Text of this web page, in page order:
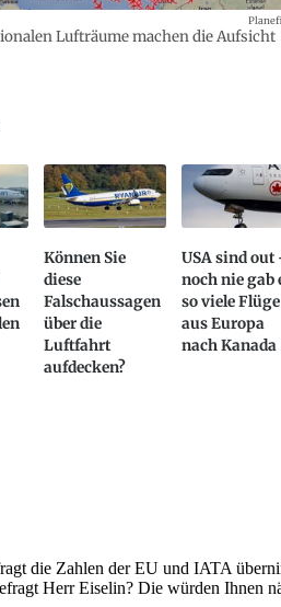
Lufträume machen die Aufsicht
Können Sie
diese
Falschaussagen
über die
Luftfahrt
aufdecken?
USA sind out
noch nie gab
so viele Flüge
aus Europa
nach Kanada